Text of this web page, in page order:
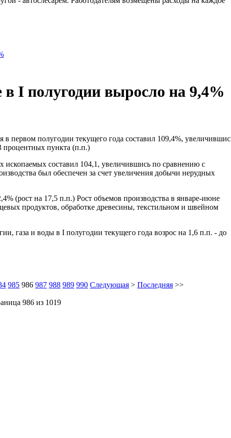
I полугодии выросло на 9,4%
первом полугодии текущего года составил 109,4%,
процентных пункта (п.п.)
ископаемых составил 104,1, увеличившись по сравнению с
был обеспечен за счет увеличения добычи нерудных
(рост на 17,5 п.п.) Рост объемов производства в январе-июне
продуктов, обработке древесины, текстильном и швейном
газа и воды в I полугодии текущего года возрос на 1,6 п.п. - до
985 986 987 988 989 990 Следующая > Последняя >>
986 из 1019